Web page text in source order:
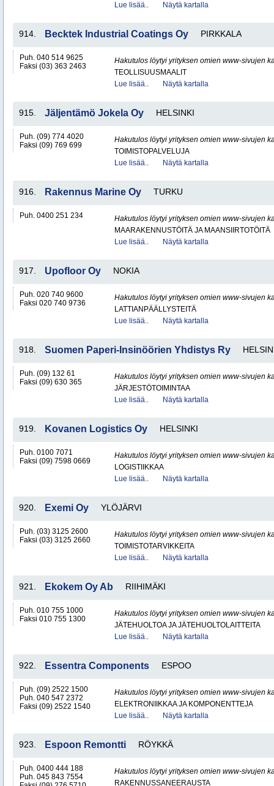
Lue lisää..
Näytä kartalla
914. Becktek Industrial Coatings Oy PIRKKALA
Puh. 040 514 9625
Faksi (03) 363 2463
Hakutulos löytyi yrityksen omien www-sivujen
TEOLLISUUSMAALIT
Lue lisää..
Näytä kartalla
915. Jäljentämö Jokela Oy HELSINKI
Puh. (09) 774 4020
Faksi (09) 769 699
Hakutulos löytyi yrityksen omien www-sivujen
TOIMISTOPALVELUJA
Lue lisää..
Näytä kartalla
916. Rakennus Marine Oy TURKU
Puh. 0400 251 234
Hakutulos löytyi yrityksen omien www-sivujen
MAARAKENNUSTÖITÄ JA MAANSIIRTOTÖITÄ
Lue lisää..
Näytä kartalla
917. Upofloor Oy NOKIA
Puh. 020 740 9600
Faksi 020 740 9736
Hakutulos löytyi yrityksen omien www-sivujen
LATTIANPÄÄLLYSTEITÄ
Lue lisää..
Näytä kartalla
918. Suomen Paperi-Insinöörien Yhdistys Ry
Puh. (09) 132 61
Faksi (09) 630 365
Hakutulos löytyi yrityksen omien www-sivujen
JÄRJESTÖTOIMINTAA
Lue lisää..
Näytä kartalla
919. Kovanen Logistics Oy HELSINKI
Puh. 0100 7071
Faksi (09) 7598 0669
Hakutulos löytyi yrityksen omien www-sivujen
LOGISTIIKKAA
Lue lisää..
Näytä kartalla
920. Exemi Oy YLÖJÄRVI
Puh. (03) 3125 2600
Faksi (03) 3125 2660
Hakutulos löytyi yrityksen omien www-sivujen
TOIMISTOTARVIKKEITA
Lue lisää..
Näytä kartalla
921. Ekokem Oy Ab RIIHIMÄKI
Puh. 010 755 1000
Faksi 010 755 1300
Hakutulos löytyi yrityksen omien www-sivujen
JÄTEHUOLTOA JA JÄTEHUOLTOLAITTEITA
Lue lisää..
Näytä kartalla
922. Essentra Components ESPOO
Puh. (09) 2522 1500
Puh. 040 547 2372
Faksi (09) 2522 1540
Hakutulos löytyi yrityksen omien www-sivujen
ELEKTRONIIKKAA JA KOMPONENTTEJA
Lue lisää..
Näytä kartalla
923. Espoon Remontti RÖYKKÄ
Puh. 0400 444 188
Puh. 045 843 7554
Hakutulos löytyi yrityksen omien www-sivujen
RAKENNUSSANEERAUSTA